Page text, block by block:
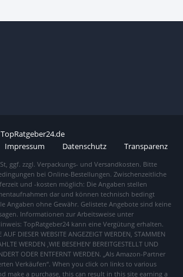
TopRatgeber24.de
Impressum
Datenschutz Transparenz